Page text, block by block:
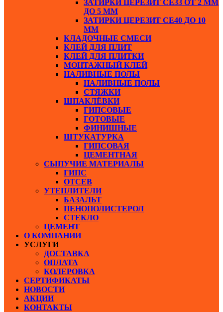
ЗАТИРКИ ЦЕРЕЗИТ СЕ33 ОТ 2 ММ
ДО 5 ММ
ЗАТИРКИ ЦЕРЕЗИТ СЕ40 ДО 10
ММ
КЛАДОЧНЫЕ СМЕСИ
КЛЕЙ ДЛЯ ПЛИТ
КЛЕЙ ДЛЯ ПЛИТКИ
МОНТАЖНЫЙ КЛЕЙ
НАЛИВНЫЕ ПОЛЫ
НАЛИВНЫЕ ПОЛЫ
СТЯЖКИ
ШПАКЛЁВКИ
ГИПСОВЫЕ
ГОТОВЫЕ
ФИНИШНЫЕ
ШТУКАТУРКА
ГИПСОВАЯ
ЦЕМЕНТНАЯ
СЫПУЧИЕ МАТЕРИАЛЫ
ГИПС
ОТСЕВ
УТЕПЛИТЕЛИ
БАЗАЛЬТ
ПЕНОПОЛИСТЕРОЛ
СТЕКЛО
ЦЕМЕНТ
О КОМПАНИИ
УСЛУГИ
ДОСТАВКА
ОПЛАТА
КОЛЕРОВКА
СЕРТИФИКАТЫ
НОВОСТИ
АКЦИИ
КОНТАКТЫ